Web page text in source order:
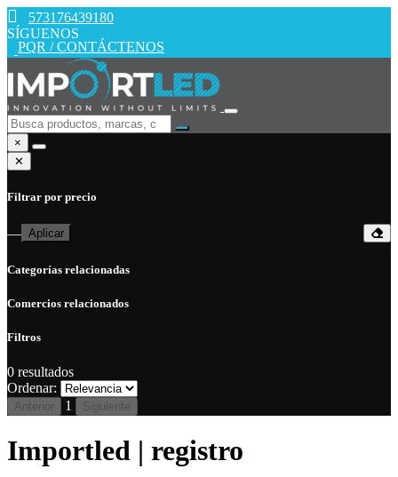
573176439180
SÍGUENOS
PQR / CONTÁCTENOS
×
✕
Filtrar por precio
— Aplicar
Categorías relacionadas
Comercios relacionados
Filtros
0 resultados
Ordenar:
Anterior 1 Siguiente
Importled | registro